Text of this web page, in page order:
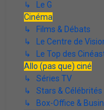
↳ Le G
Cinéma
↳ Films & Débats
↳ Le Centre de
↳ Le Top des
Allo (pas que) ciné
↳ Séries TV
↳ Stars & Célébrités
↳ Box-Office &